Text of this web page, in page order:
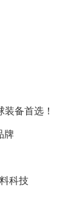
备首选！
牌
科技